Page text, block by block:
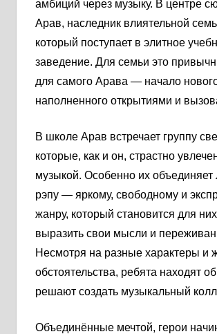
амбиций через музыку. В центре
Арав, наследник влиятельной
который поступает в элитное
заведение. Для семьи это
для самого Арава — начало
наполненного открытиями и
В школе Арав встречает группу
которые, как и он, страстно
музыкой. Особенно их объединяет
рэпу — яркому, свободному и
жанру, который становится для
выразить свои мысли и
Несмотря на разные характеры и
обстоятельства, ребята находят
решают создать музыкальный
Объединённые мечтой, герои